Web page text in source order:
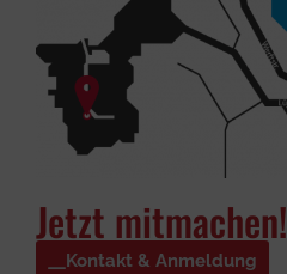
Jetzt mitmachen!
Kontakt & Anmeldung